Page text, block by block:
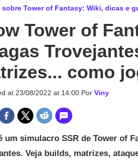
sobre Tower of Fantasy: Wiki, dicas e
Tower of
como
at 23/08/2022 at 14:00 Por Viny
um simulacro SSR de Tower of
Veja builds, matrizes,